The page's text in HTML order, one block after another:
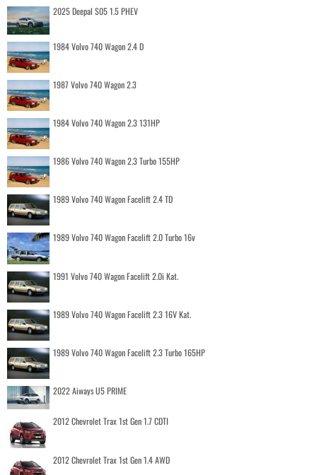
2025 Deepal S05 1.5 PHEV
1984 Volvo 740 Wagon 2.4 D
1987 Volvo 740 Wagon 2.3
1984 Volvo 740 Wagon 2.3 131HP
1986 Volvo 740 Wagon 2.3 Turbo 155HP
1989 Volvo 740 Wagon Facelift 2.4 TD
1989 Volvo 740 Wagon Facelift 2.0 Turbo 16v
1991 Volvo 740 Wagon Facelift 2.0i Kat.
1989 Volvo 740 Wagon Facelift 2.3 16V Kat.
1989 Volvo 740 Wagon Facelift 2.3 Turbo 165HP
2022 Aiways U5 PRIME
2012 Chevrolet Trax 1st Gen 1.7 CDTI
2012 Chevrolet Trax 1st Gen 1.4 AWD